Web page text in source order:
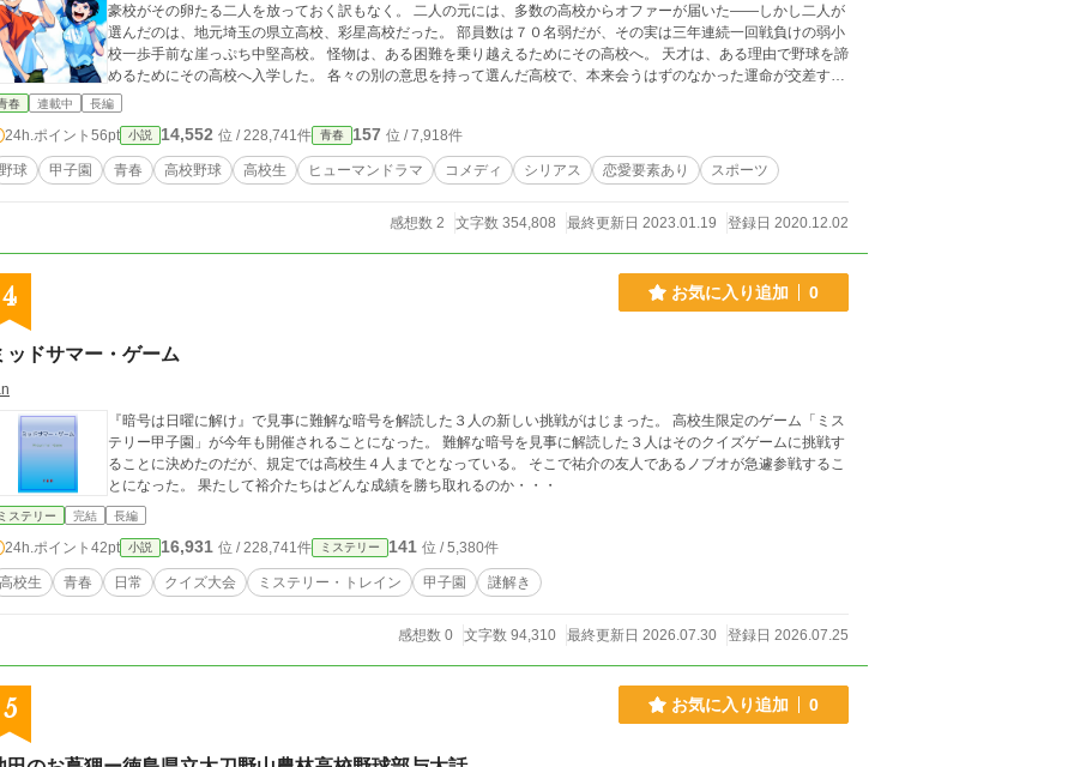
豪校がその卵たる二人を放っておく訳もなく。 二人の元には、多数の高校からオファーが届いた――しかし二人が
選んだのは、地元埼玉の県立高校、彩星高校だった。 部員数は７０名弱だが、その実は三年連続一回戦負けの弱小
校一歩手前な崖っぷち中堅高校。 怪物は、ある困難を乗り越えるためにその高校へ。 天才は、ある理由で野球を諦
めるためにその高校へ入学した。 各々の別の意思を持って選んだ高校で、本来会うはずのなかった運命が交差す
る。 衝突もしながら協力もし、共に高校野球の頂へ挑む二人。 圧倒的な実績と衝撃的な結果で、二人は〝彗星バッ
現れるそれは、ある人には願いを叶える吉兆となり、ある人には夢を奪う凶兆となる。 この物語は、そんな彗星と
呼ばれた二人の少年と、人を惑わす光と遭ってしまった人達の物語。 ☆ 第一部表紙絵制作者様→紫
苑＊Shion様《https://pixiv.net/users/43889070》 第二部表紙絵制作者様→和輝こころ様《https://twitter.com/honeyb
andazhu.webnode.jp/%e5%bd%97%e6%98%9f%e3%81%a8%e9%81%ad%e3%81%86%e3%80%90%e7%9
春 連載中 長編
24h.ポイント 56pt 小説 14,552 位 / 228,741件 青春 157 位 / 7,918件
野球 甲子園 青春 高校野球 高校生 ヒューマンドラマ コメディ シリアス 恋愛要素あり スポーツ
感想数 2 文字数 354,808 最終更新日 2023.01.19 登録日 2020.12.02
4 お気に入り追加 0
ッドサマー・ゲーム
『暗号は日曜に解け』で見事に難解な暗号を解読した３人の新しい挑戦がはじまった。 高校生限定のゲーム「ミス
テリー甲子園」が今年も開催されることになった。 難解な暗号を見事に解読した３人はそのクイズゲームに挑戦す
ることに決めたのだが、規定では高校生４人までとなっている。 そこで祐介の友人であるノブオが急遽参戦するこ
とになった。 果たして裕介たちはどんな成績を勝ち取れるのか・・・
ステリー 完結 長編
24h.ポイント 42pt 小説 16,931 位 / 228,741件 ミステリー 141 位 / 5,380件
高校生 青春 日常 クイズ大会 ミステリー・トレイン 甲子園 謎解き
感想数 0 文字数 94,310 最終更新日 2026.07.30 登録日 2026.07.25
5 お気に入り追加 0